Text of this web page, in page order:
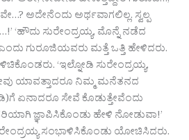
ಅದೇನೆಂದು ಅರ್ಥವಾಗಲಿಲ್ಲ. ಸ್ವಲ್ಪ
‘ಹೌದು ಸುರೇಂದ್ರಯ್ಯ, ಮೊನ್ನೆ ನಡೆದ
ಗುರೂಜಿಯವರು ಮತ್ತೆ ಒತ್ತಿ ಹೇಳಿದರು.
‘ಇಲ್ನೋಡಿ ಸುರೇಂದ್ರಯ್ಯ,
ಯಾವತ್ತಾದರೂ ನಿಮ್ಮ ಮನೆತನದ
ಏನಾದರೂ ಸೇವೆ ಕೊಡುತ್ತೇವೆಂದು
ಜ್ಞಾಪಿಸಿಕೊಂಡು ಹೇಳಿ ನೋಡುವಾ!’
ಸಂಭಾಳಿಸಿಕೊಂಡು ಯೋಚಿಸಿದರು.